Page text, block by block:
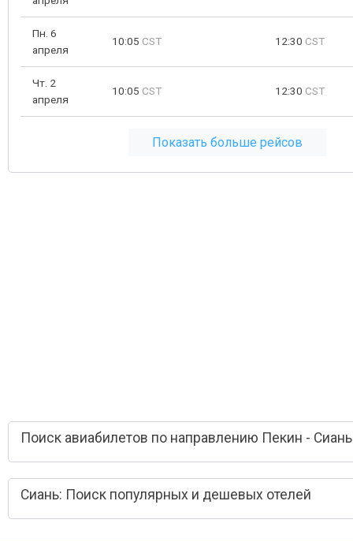
Пн. 6
апреля
10:05 CST 12:30 CST
Чт. 2
апреля
10:05 CST 12:30 CST
Показать больше рейсов
Поиск авиабилетов по направлению Пекин - Сиань
Сиань: Поиск популярных и дешевых отелей